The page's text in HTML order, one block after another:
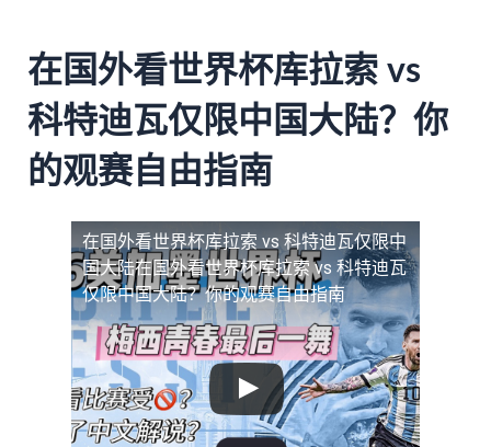
在国外看世界杯库拉索 vs
科特迪瓦仅限中国大陆？你
的观赛自由指南
在国外看世界杯库拉索 vs 科特迪瓦仅限中
国大陆在国外看世界杯库拉索 vs 科特迪瓦
仅限中国大陆？你的观赛自由指南